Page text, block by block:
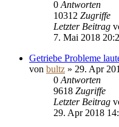
0 Antworten
10312 Zugriffe
Letzter Beitrag
7. Mai 2018
Getriebe Probleme
von bultz » 29. Apr
0 Antworten
9618 Zugriffe
Letzter Beitrag
29. Apr 2018